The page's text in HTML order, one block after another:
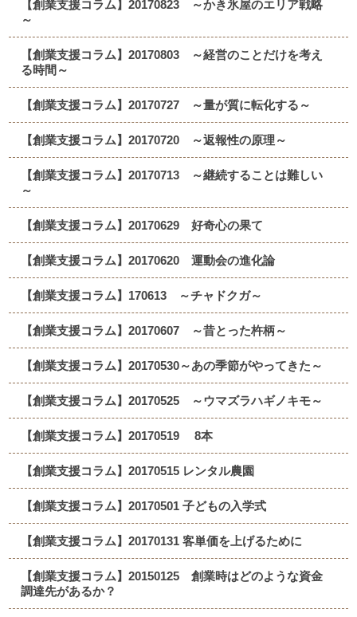
【創業支援コラム】20170823 ～かき氷屋のエリア戦略
～
【創業支援コラム】20170803 ～経営のことだけを考え
る時間～
【創業支援コラム】20170727 ～量が質に転化する～
【創業支援コラム】20170720 ～返報性の原理～
【創業支援コラム】20170713 ～継続することは難しい
～
【創業支援コラム】20170629 好奇心の果て
【創業支援コラム】20170620 運動会の進化論
【創業支援コラム】170613 ～チャドクガ～
【創業支援コラム】20170607 ～昔とった杵柄～
【創業支援コラム】20170530～あの季節がやってきた～
【創業支援コラム】20170525 ～ウマズラハギノキモ～
【創業支援コラム】20170519 8本
【創業支援コラム】20170515 レンタル農園
【創業支援コラム】20170501 子どもの入学式
【創業支援コラム】20170131 客単価を上げるために
【創業支援コラム】20150125 創業時はどのような資金
調達先があるか？